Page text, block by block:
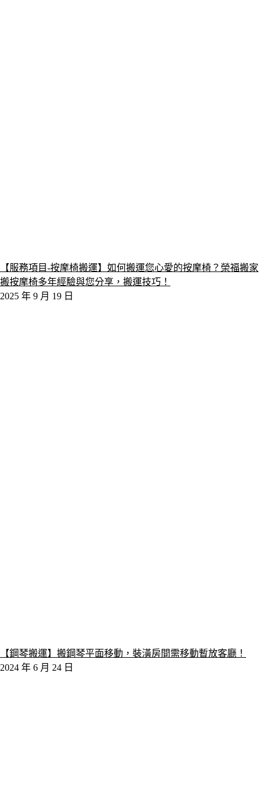
【服務項目-按摩椅搬運】如何搬運您心愛的按摩椅？榮福搬家
搬按摩椅多年經驗與您分享，搬運技巧！
2025 年 9 月 19 日
【鋼琴搬運】搬鋼琴平面移動，裝潢房間需移動暫放客廳！
2024 年 6 月 24 日